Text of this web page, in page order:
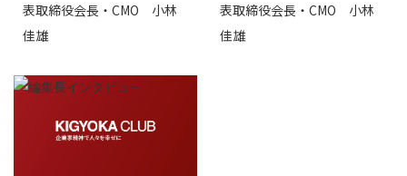
表取締役会長・CMO 小林
佳雄
表取締役会長・CMO 小林
佳雄